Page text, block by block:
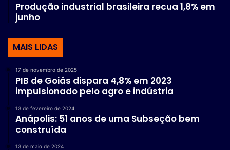
Produção industrial brasileira recua 1,8% em
junho
MAIS LIDAS
17 de novembro de 2025
PIB de Goiás dispara 4,8% em 2023
impulsionado pelo agro e indústria
13 de fevereiro de 2024
Anápolis: 51 anos de uma Subseção bem
construída
13 de maio de 2024